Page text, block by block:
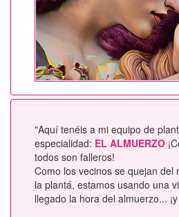
"Aquí tenéis a mi equipo de
especialidad: EL ALMUERZO
todos son falleros!
Como los vecinos se quejan del
la plantá, estamos usando una
llegado la hora del almuerzo...